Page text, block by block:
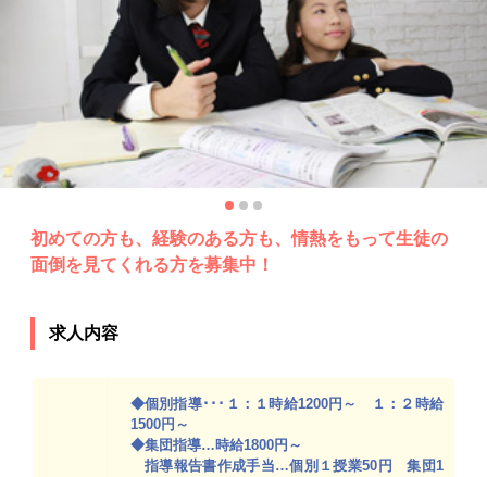
初めての方も、経験のある方も、情熱をもって生徒の
面倒を見てくれる方を募集中！
求人内容
◆個別指導･･･１：１時給1200円～ １：２時給
1500円～
◆集団指導…時給1800円～
指導報告書作成手当…個別１授業50円 集団1